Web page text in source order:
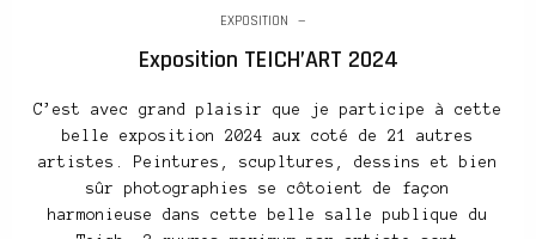
EXPOSITION
Exposition TEICH’ART 2024
C’est avec grand plaisir que je participe à cette
belle exposition 2024 aux coté de 21 autres
artistes. Peintures, scupltures, dessins et bien
sûr photographies se côtoient de façon
harmonieuse dans cette belle salle publique du